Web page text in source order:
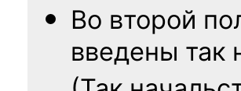
Во второй
введены